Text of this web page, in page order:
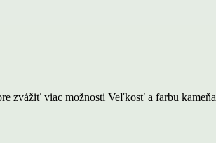
zvážiť viac možnosti Veľkosť a farbu kameňa